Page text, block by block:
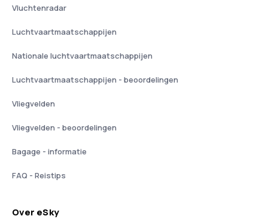
Vluchtenradar
Luchtvaartmaatschappijen
Nationale luchtvaartmaatschappijen
Luchtvaartmaatschappijen - beoordelingen
Vliegvelden
Vliegvelden - beoordelingen
Bagage - informatie
FAQ - Reistips
Over eSky